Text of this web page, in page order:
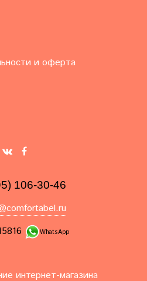
и оферта
106-30-46
WhatsApp
интернет-магазина